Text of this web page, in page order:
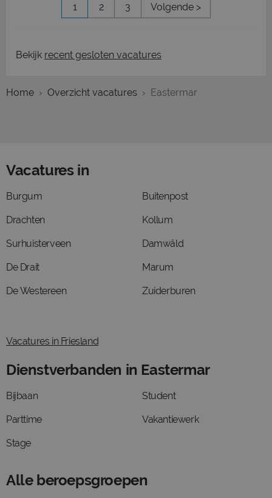
1 2 3 Volgende >
Bekijk recent gesloten vacatures
Home Overzicht vacatures Eastermar
Vacatures in
Burgum
Drachten
Surhuisterveen
De Drait
De Westereen
Buitenpost
Kollum
Damwâld
Marum
Zuiderburen
Vacatures in Friesland
Dienstverbanden in Eastermar
Bijbaan
Parttime
Stage
Student
Vakantiewerk
Alle beroepsgroepen